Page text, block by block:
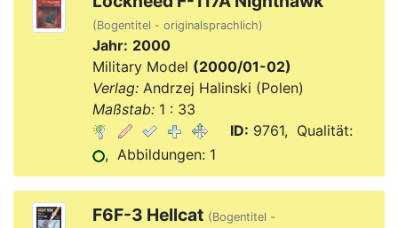
(Bogentitel - originalsprachlich)
Jahr: 2000
Military Model (2000/01-02)
Verlag:Andrzej Halinski (Polen)
Maßstab:1 : 33
ID: 9761, Qualität:
, Abbildungen: 1
F6F-3 Hellcat (Bogentitel -